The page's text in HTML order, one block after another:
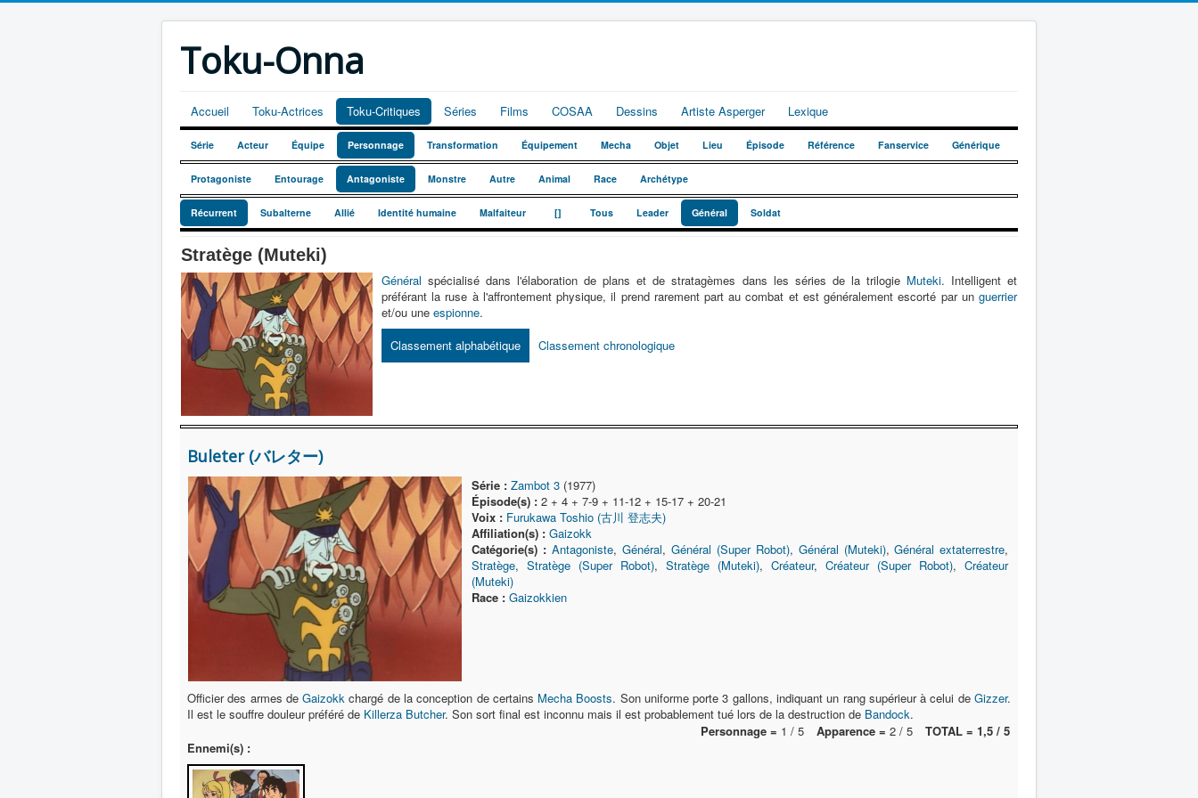
Toku-Onna
Accueil Toku-Actrices Toku-Critiques Séries Films COSAA Dessins Artiste Asperger Lexique
Série Acteur Équipe Personnage Transformation Équipement Mecha Objet Lieu Épisode Référence Fanservice Générique
Protagoniste Entourage Antagoniste Monstre Autre Animal Race Archétype
Récurrent Subalterne Allié Identité humaine Malfaiteur [] Tous Leader Général Soldat
Stratège (Muteki)
Général spécialisé dans l'élaboration de plans et de stratagèmes dans les séries de la trilogie Muteki. Intelligent et
préférant la ruse à l'affrontement physique, il prend rarement part au combat et est généralement escorté par un guerrier
et/ou une espionne.
Classement alphabétique
Classement chronologique
Buleter (バレター)
Série : Zambot 3 (1977)
Épisode(s) : 2 + 4 + 7-9 + 11-12 + 15-17 + 20-21
Voix : Furukawa Toshio (古川 登志夫)
Affiliation(s) : Gaizokk
Catégorie(s) : Antagoniste,Général, Général (Super Robot), Général (Muteki),Général extaterrestre,
Stratège,Stratège (Super Robot),Stratège (Muteki),Créateur,Créateur (Super Robot),Créateur
(Muteki)
Race : Gaizokkien
Officier des armes deGaizokk chargé de la conception de certains Mecha Boosts. Son uniforme porte 3 gallons, indiquant un rang supérieur à celui deGizzer.
Il est le souffre douleur préféré de Killerza Butcher. Son sort final est inconnu mais il est probablement tué lors de la destruction de Bandock.
Personnage = 1 / 5 Apparence = 2 / 5
TOTAL = 1,5 / 5
Ennemi(s) :